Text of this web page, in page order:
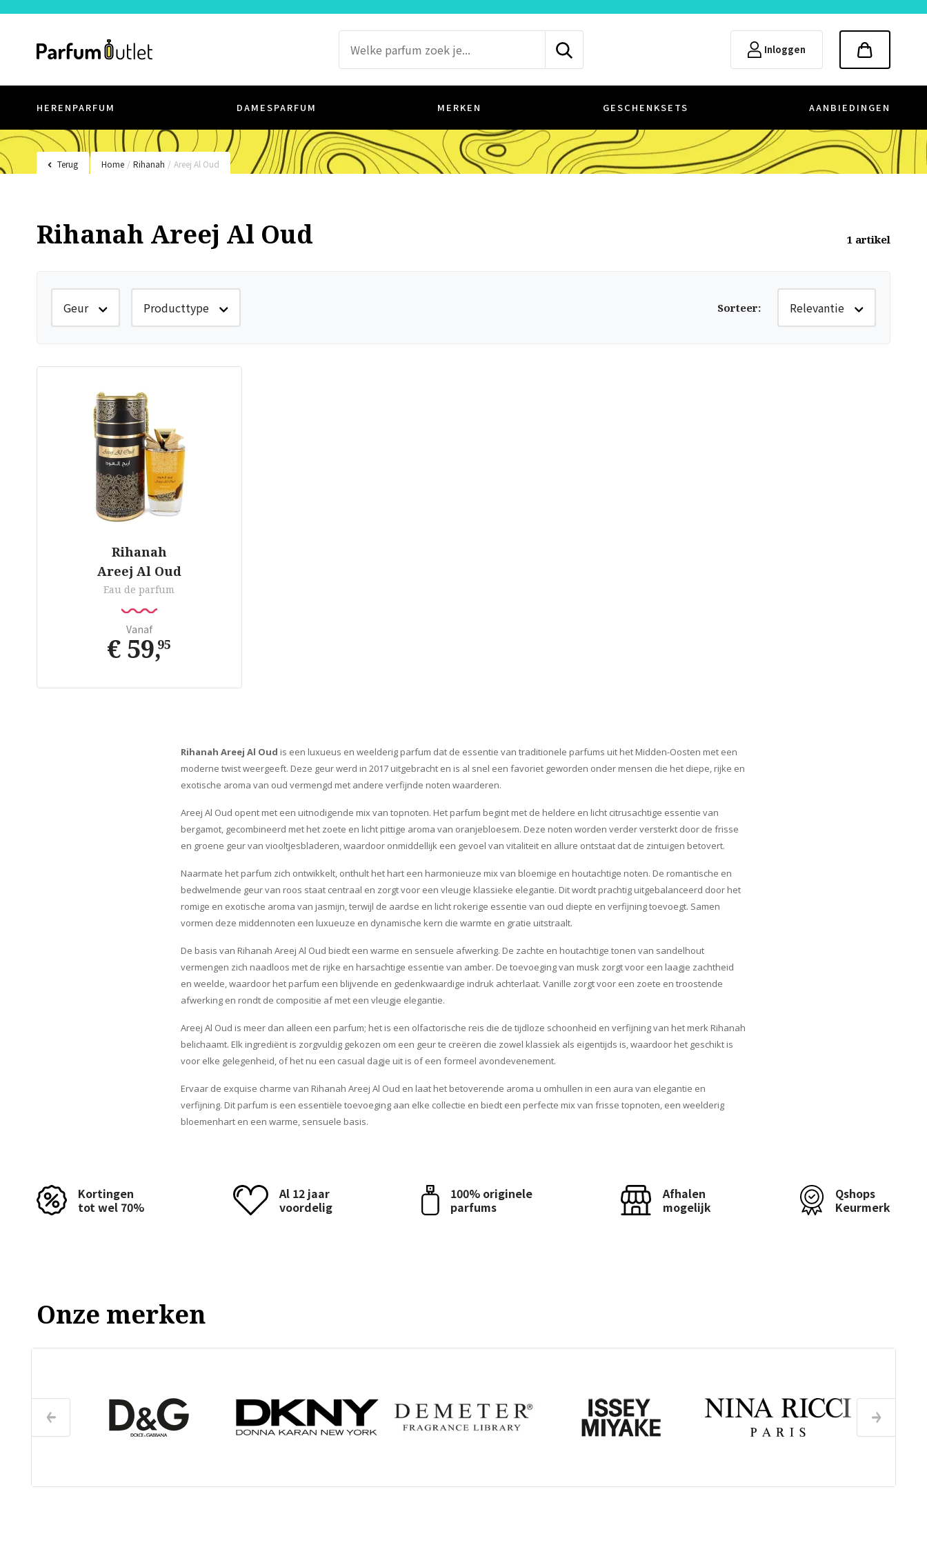
Inloggen
HERENPARFUM DAMESPARFUM MERKEN GESCHENKSETS AANBIEDINGEN
Terug Home / Rihanah / Areej Al Oud
Rihanah Areej Al Oud 1 artikel
Geur Producttype Sorteer: Relevantie
Rihanah
Areej Al Oud
Eau de parfum
Vanaf
€ 59,95
Rihanah Areej Al Oud is een luxueus en weelderig parfum dat de essentie van traditionele parfums uit het Midden-Oosten met een
moderne twist weergeeft. Deze geur werd in 2017 uitgebracht en is al snel een favoriet geworden onder mensen die het diepe, rijke en
exotische aroma van oud vermengd met andere verfijnde noten waarderen.
Areej Al Oud opent met een uitnodigende mix van topnoten. Het parfum begint met de heldere en licht citrusachtige essentie van
bergamot, gecombineerd met het zoete en licht pittige aroma van oranjebloesem. Deze noten worden verder versterkt door de frisse
en groene geur van viooltjesbladeren, waardoor onmiddellijk een gevoel van vitaliteit en allure ontstaat dat de zintuigen betovert.
Naarmate het parfum zich ontwikkelt, onthult het hart een harmonieuze mix van bloemige en houtachtige noten. De romantische en
bedwelmende geur van roos staat centraal en zorgt voor een vleugje klassieke elegantie. Dit wordt prachtig uitgebalanceerd door het
romige en exotische aroma van jasmijn, terwijl de aardse en licht rokerige essentie van oud diepte en verfijning toevoegt. Samen
vormen deze middennoten een luxueuze en dynamische kern die warmte en gratie uitstraalt.
De basis van Rihanah Areej Al Oud biedt een warme en sensuele afwerking. De zachte en houtachtige tonen van sandelhout
vermengen zich naadloos met de rijke en harsachtige essentie van amber. De toevoeging van musk zorgt voor een laagje zachtheid
en weelde, waardoor het parfum een blijvende en gedenkwaardige indruk achterlaat. Vanille zorgt voor een zoete en troostende
afwerking en rondt de compositie af met een vleugje elegantie.
Areej Al Oud is meer dan alleen een parfum; het is een olfactorische reis die de tijdloze schoonheid en verfijning van het merk Rihanah
belichaamt. Elk ingrediënt is zorgvuldig gekozen om een geur te creëren die zowel klassiek als eigentijds is, waardoor het geschikt is
voor elke gelegenheid, of het nu een casual dagje uit is of een formeel avondevenement.
Ervaar de exquise charme van Rihanah Areej Al Oud en laat het betoverende aroma u omhullen in een aura van elegantie en
verfijning. Dit parfum is een essentiële toevoeging aan elke collectie en biedt een perfecte mix van frisse topnoten, een weelderig
bloemenhart en een warme, sensuele basis.
Kortingen
tot wel 70%
Al 12 jaar
voordelig
100% originele
parfums
Afhalen
mogelijk
Qshops
Keurmerk
Onze merken